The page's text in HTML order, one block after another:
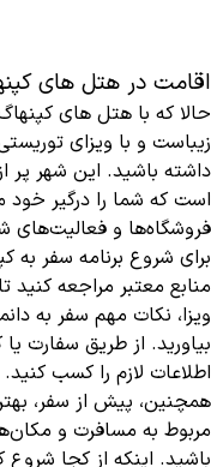
اقامت در هتل های
حالا که با هتل های
زیباست و با ویزای
داشته باشید. این شهر پر
است که شما را درگیر خود
فروشگاه‌ها و فعالیت‌های
برای شروع برنامه سفر به
منابع معتبر مراجعه کنید
ویزا، نکات مهم سفر به
بیاورید. از طریق سفارت یا
اطلاعات لازم را کسب کنید.
همچنین، پیش از سفر،
مربوط به مسافرت و
باشید. اینکه از کجا